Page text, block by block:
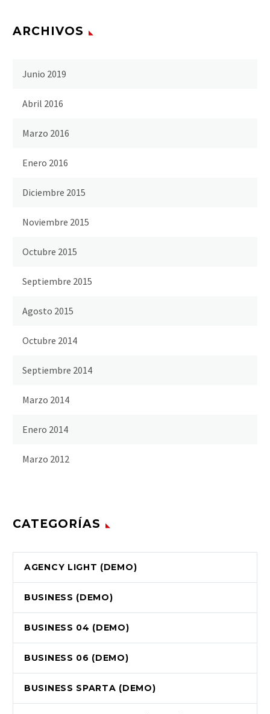
ARCHIVOS
Junio 2019
Abril 2016
Marzo 2016
Enero 2016
Diciembre 2015
Noviembre 2015
Octubre 2015
Septiembre 2015
Agosto 2015
Octubre 2014
Septiembre 2014
Marzo 2014
Enero 2014
Marzo 2012
CATEGORÍAS
AGENCY LIGHT (DEMO)
BUSINESS (DEMO)
BUSINESS 04 (DEMO)
BUSINESS 06 (DEMO)
BUSINESS SPARTA (DEMO)